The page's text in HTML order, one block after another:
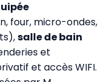
four, micro-ondes,
salle de bain
et
et accès WIFI.